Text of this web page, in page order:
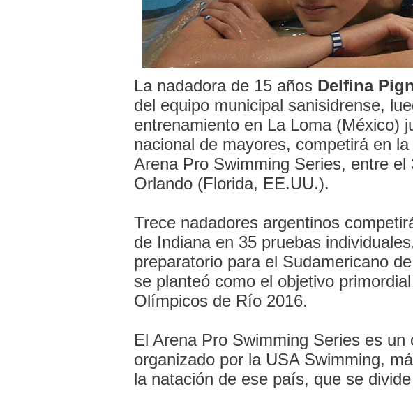
La nadadora de 15 años Delfina
del equipo municipal sanisidrense,
entrenamiento en La Loma (México)
nacional de mayores, competirá en
Arena Pro Swimming Series, entre el
Orlando (Florida, EE.UU.).
Trece nadadores argentinos
de Indiana en 35 pruebas
preparatorio para el Sudamericano
se planteó como el objetivo
Olímpicos de Río 2016.
El Arena Pro Swimming Series es un
organizado por la USA Swimming,
la natación de ese país, que se